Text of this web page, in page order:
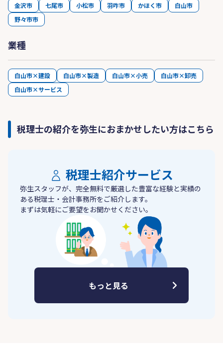
金沢市 七尾市 小松市 羽咋市 かほく市
白山市
野々市市
業種
白山市×建設 白山市×製造 白山市×小売
白山市×卸売
白山市×サービス
税理士の紹介を弥生におまかせしたい方はこちら
税理士紹介サービス
弥生スタッフが、完全無料で厳選した豊富な経験と実績の
ある税理士・会計事務所をご紹介します。
まずは気軽にご要望をお聞かせください。
もっと見る